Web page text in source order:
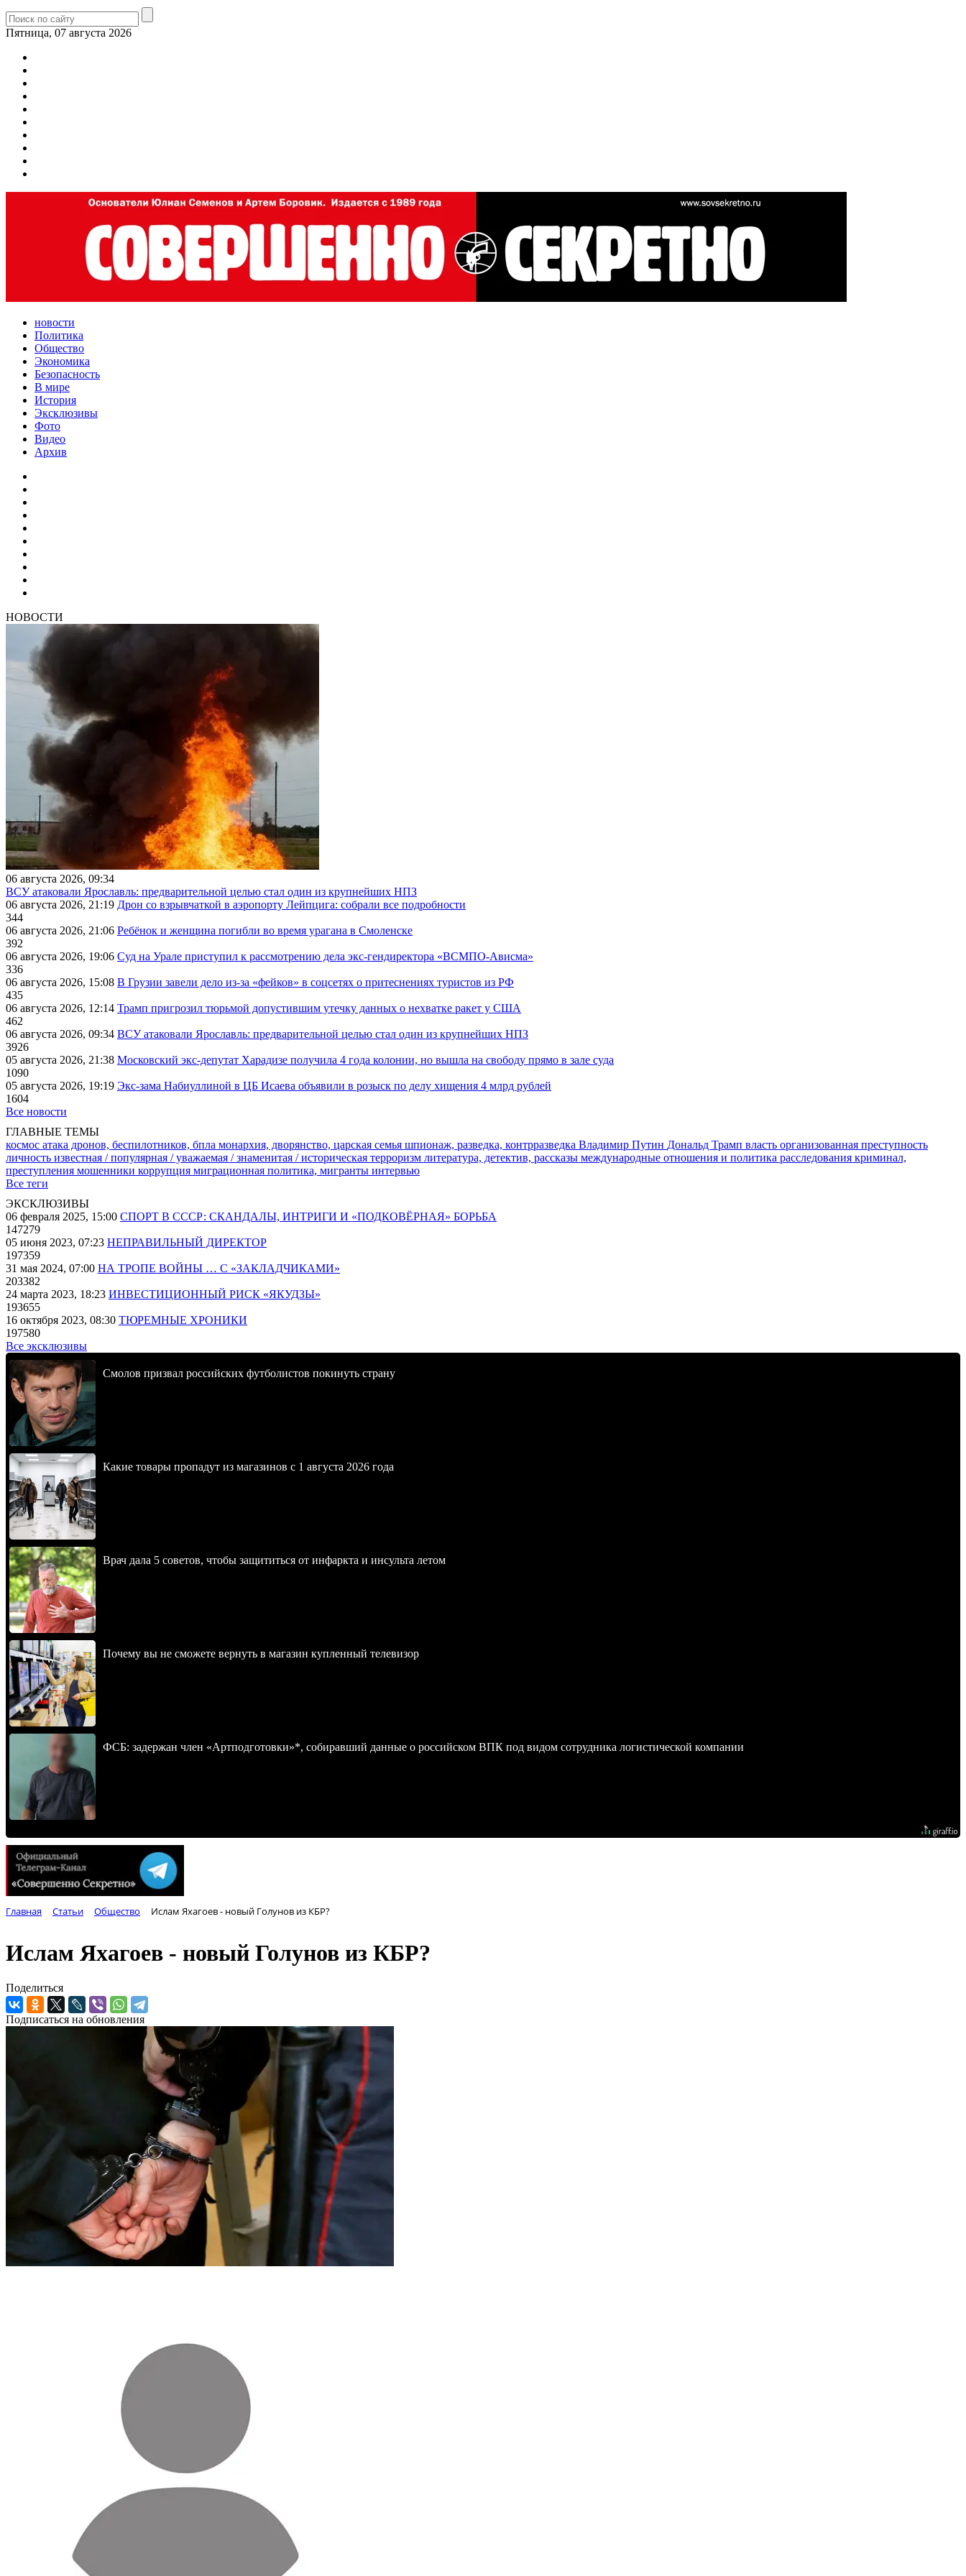
Пятница, 07 августа 2026
новости
Политика
Общество
Экономика
Безопасность
В мире
История
Эксклюзивы
Фото
Видео
Архив
НОВОСТИ
06 августа 2026, 09:34
ВСУ атаковали Ярославль: предварительной целью стал один из крупнейших НПЗ
06 августа 2026, 21:19 Дрон со взрывчаткой в аэропорту Лейпцига: собрали все подробности
344
06 августа 2026, 21:06 Ребёнок и женщина погибли во время урагана в Смоленске
392
06 августа 2026, 19:06 Суд на Урале приступил к рассмотрению дела экс-гендиректора «ВСМПО-Ависма»
336
06 августа 2026, 15:08 В Грузии завели дело из-за «фейков» в соцсетях о притеснениях туристов из РФ
435
06 августа 2026, 12:14 Трамп пригрозил тюрьмой допустившим утечку данных о нехватке ракет у США
462
06 августа 2026, 09:34 ВСУ атаковали Ярославль: предварительной целью стал один из крупнейших НПЗ
3926
05 августа 2026, 21:38 Московский экс-депутат Харадизе получила 4 года колонии, но вышла на свободу прямо в зале суда
1090
05 августа 2026, 19:19 Экс-зама Набиуллиной в ЦБ Исаева объявили в розыск по делу хищения 4 млрд рублей
1604
Все новости
ГЛАВНЫЕ ТЕМЫ
космос атака дронов, беспилотников, бпла монархия, дворянство, царская семья шпионаж, разведка, контрразведка Владимир Путин Дональд Трамп власть организованная преступность
личность известная / популярная / уважаемая / знаменитая / историческая терроризм литература, детектив, рассказы международные отношения и политика расследования криминал,
преступления мошенники коррупция миграционная политика, мигранты интервью
Все теги
ЭКСКЛЮЗИВЫ
06 февраля 2025, 15:00 СПОРТ В СССР: СКАНДАЛЫ, ИНТРИГИ И «ПОДКОВЁРНАЯ» БОРЬБА
147279
05 июня 2023, 07:23 НЕПРАВИЛЬНЫЙ ДИРЕКТОР
197359
31 мая 2024, 07:00 НА ТРОПЕ ВОЙНЫ … С «ЗАКЛАДЧИКАМИ»
203382
24 марта 2023, 18:23 ИНВЕСТИЦИОННЫЙ РИСК «ЯКУДЗЫ»
193655
16 октября 2023, 08:30 ТЮРЕМНЫЕ ХРОНИКИ
197580
Все эксклюзивы
Смолов призвал российских футболистов покинуть страну
Какие товары пропадут из магазинов с 1 августа 2026 года
Врач дала 5 советов, чтобы защититься от инфаркта и инсульта летом
Почему вы не сможете вернуть в магазин купленный телевизор
ФСБ: задержан член «Артподготовки»*, собиравший данные о российском ВПК под видом сотрудника логистической компании
Главная Статьи Общество Ислам Яхагоев - новый Голунов из КБР?
Ислам Яхагоев - новый Голунов из КБР?
Поделиться
Подписаться на обновления